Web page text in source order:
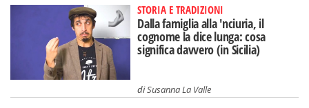
STORIA E TRADIZIONI
Dalla famiglia alla 'nciuria, il
cognome la dice lunga: cosa
significa davvero (in Sicilia)
diSusanna La Valle